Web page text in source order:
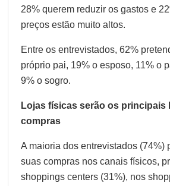
28% querem reduzir os gastos e
preços estão muito altos.
Entre os entrevistados, 62%
próprio pai, 19% o esposo, 11% o
9% o sogro.
Lojas físicas serão os principais
compras
A maioria dos entrevistados (74%)
suas compras nos canais físicos,
shoppings centers (31%), nos